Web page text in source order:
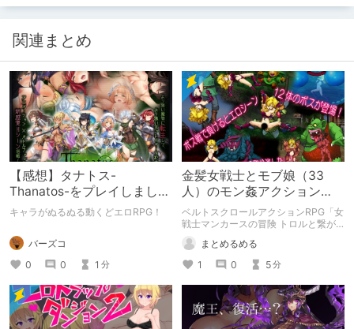
関連まとめ
【感想】タナトス-
Thanatos-をプレイしまし
た。【ネタバレ注意】
キャラがぬるぬる動くどエロRPG！
バーズコ
0
0 1 分
金髪女戦士とモブ娘（33
人）のモン姦アクション
RPG「女戦士マンカースの
冒険 トロルと繋がれし姫
君」
ベルトスクロールアクションRPG「女
戦士マンカースの冒険 トロルと繋が
れし姫君」の紹介です。
まとめるめる
1
0 5分